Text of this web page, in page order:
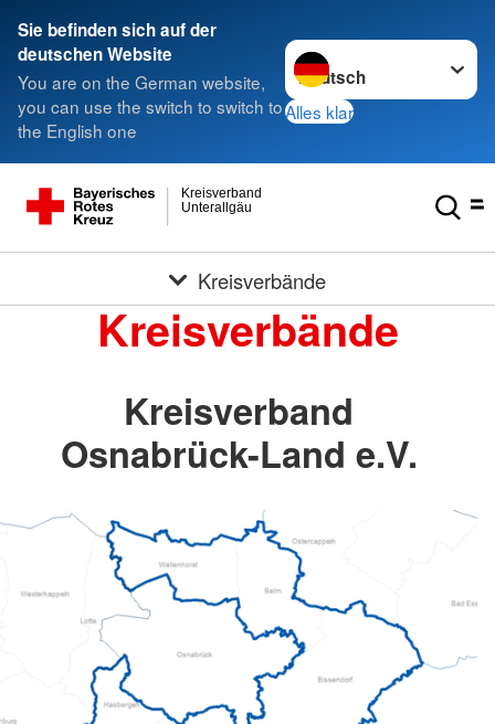
Sie befinden sich auf der
deutschen Website
You are on the German website,
you can use the switch to switch to
the English one
Sprache wechseln zu
Alles klar
Unterallgäu
Kreisverband
Kreisverbände
Kreisverbände
Kreisverband
Osnabrück-Land e.V.